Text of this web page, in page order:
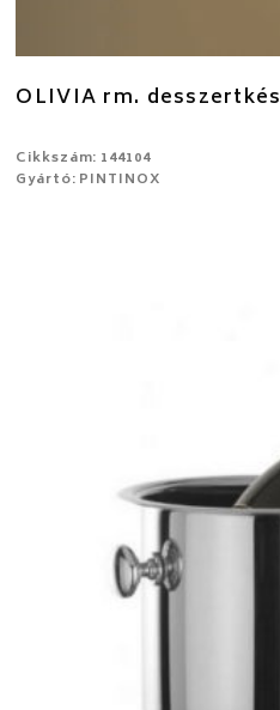
OLIVIA rm. desszertkés
Cikkszám: 144104
Gyártó: PINTINOX